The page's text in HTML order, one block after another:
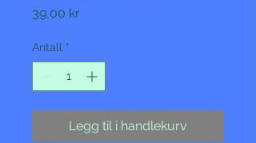
39,00 krPris
Antall *
Legg til i handlekurv